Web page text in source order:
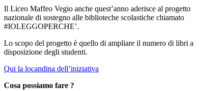
Il Liceo Maffeo Vegio anche quest’anno aderisce al progetto
nazionale di sostegno alle biblioteche scolastiche chiamato
#IOLEGGOPERCHE’.
Lo scopo del progetto è quello di ampliare il numero di libri a
disposizione degli studenti.
Qui la locandina dell’iniziativa
Cosa possiamo fare ?